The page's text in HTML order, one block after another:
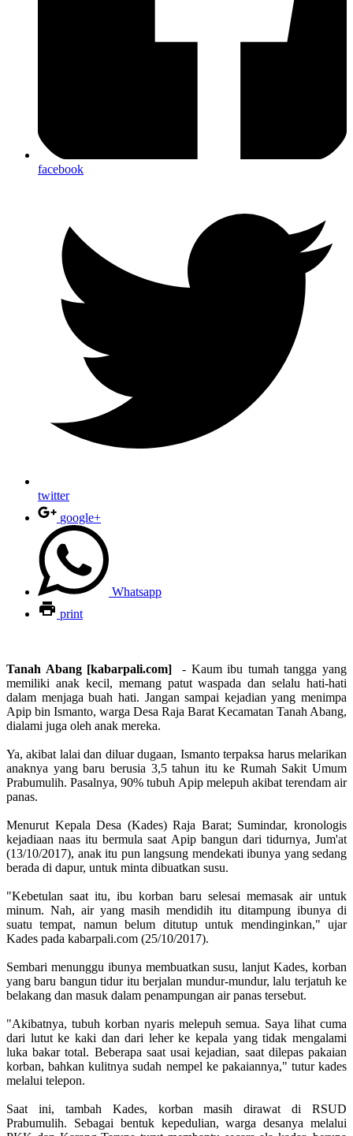
facebook
twitter
google+
Whatsapp
print
Tanah Abang [kabarpali.com]- Kaum ibu tumah tangga yang
memiliki anak kecil, memang patut waspada dan selalu hati-hati
dalam menjaga buah hati. Jangan sampai kejadian yang menimpa
Apip bin Ismanto, warga Desa Raja Barat Kecamatan Tanah Abang,
dialami juga oleh anak mereka.
Ya, akibat lalai dan diluar dugaan, Ismanto terpaksa harus melarikan
anaknya yang baru berusia 3,5 tahun itu ke Rumah Sakit Umum
Prabumulih. Pasalnya, 90% tubuh Apip melepuh akibat terendam air
panas.
Menurut Kepala Desa (Kades) Raja Barat; Sumindar, kronologis
kejadiaan naas itu bermula saat Apip bangun dari tidurnya, Jum'at
(13/10/2017), anak itu pun langsung mendekati ibunya yang sedang
berada di dapur, untuk minta dibuatkan susu.
"Kebetulan saat itu, ibu korban baru selesai memasak air untuk
minum. Nah, air yang masih mendidih itu ditampung ibunya di
suatu tempat, namun belum ditutup untuk mendinginkan," ujar
Kades pada kabarpali.com (25/10/2017).
Sembari menunggu ibunya membuatkan susu, lanjut Kades, korban
yang baru bangun tidur itu berjalan mundur-mundur, lalu terjatuh ke
belakang dan masuk dalam penampungan air panas tersebut.
"Akibatnya, tubuh korban nyaris melepuh semua. Saya lihat cuma
dari lutut ke kaki dan dari leher ke kepala yang tidak mengalami
luka bakar total. Beberapa saat usai kejadian, saat dilepas pakaian
korban, bahkan kulitnya sudah nempel ke pakaiannya," tutur kades
melalui telepon.
Saat ini, tambah Kades, korban masih dirawat di RSUD
Prabumulih. Sebagai bentuk kepedulian, warga desanya melalui